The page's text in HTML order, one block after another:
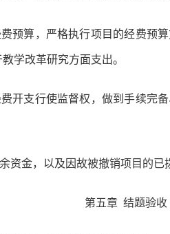
预算，严格执行项目的经费预
学改革研究方面支出。
开支行使监督权，做到手续完
资金，以及因故被撤销项目的已
第五章 结题验收